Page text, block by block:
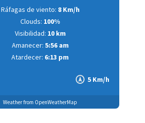
5 Km/h
Ráfagas de viento: 8 Km/h
Clouds: 100%
Visibilidad: 10 km
Amanecer: 5:56 am
Atardecer: 6:13 pm
Weather from OpenWeatherMap